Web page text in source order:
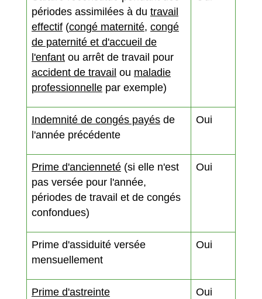
périodes assimilées à du travail
effectif (congé maternité, congé
de paternité et d'accueil de
l'enfant ou arrêt de travail pour
accident de travail ou maladie
professionnelle par exemple)
Indemnité de congés payés de
l'année précédente
Oui
Prime d'ancienneté (si elle n'est
pas versée pour l'année,
périodes de travail et de congés
confondues)
Oui
Prime d'assiduité versée
mensuellement
Oui
Prime d'astreinte Oui